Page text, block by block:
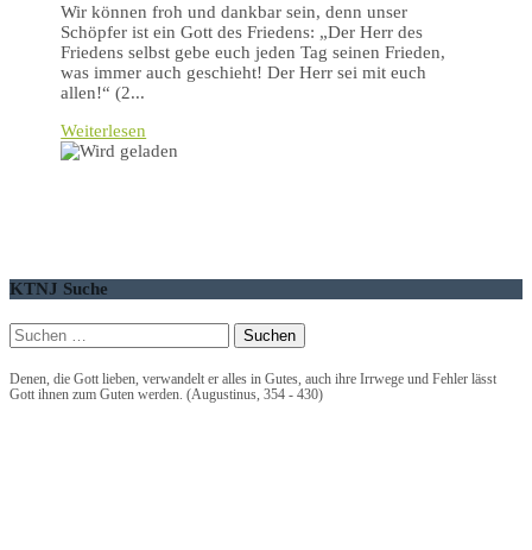
Wir können froh und dankbar sein, denn unser
Schöpfer ist ein Gott des Friedens: „Der Herr des
Friedens selbst gebe euch jeden Tag seinen Frieden,
was immer auch geschieht! Der Herr sei mit euch
allen!“ (2...
Weiterlesen
KTNJ Suche
Suchen
nach:
Denen, die Gott lieben, verwandelt er alles in Gutes, auch ihre Irrwege und Fehler lässt
Gott ihnen zum Guten werden. (Augustinus, 354 - 430)